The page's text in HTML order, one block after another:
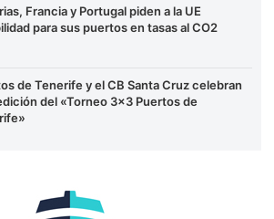
Francia y Portugal piden a la UE
para sus puertos en tasas al CO2
de Tenerife y el CB Santa Cruz celebran
del «Torneo 3×3 Puertos de